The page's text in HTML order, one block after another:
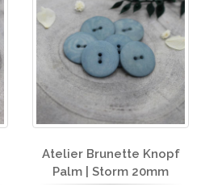
Atelier Brunette Knopf
Palm | Storm 20mm